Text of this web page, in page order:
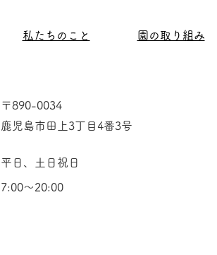
私たちのこと 園の取り組み
〒890-0034
鹿児島市田上3丁目4番3号
平日、土日祝日
7:00〜20:00